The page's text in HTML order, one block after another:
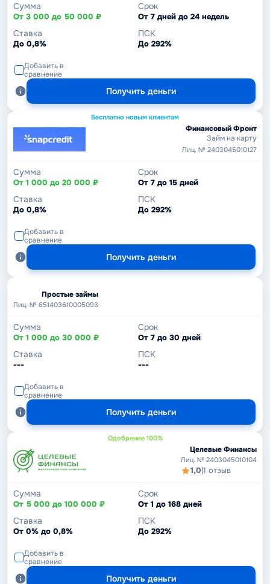
Сумма
От 3 000 до 50 000 ₽
Срок
От 7 дней до 24 недель
Ставка
До 0,8%
ПСК
До 292%
Добавить в
сравнение
Получить деньги
Бесплатно новым клиентам
Финансовый Фронт
Займ на карту
Лиц. № 2403045010127
Сумма
От 1 000 до 20 000 ₽
Срок
От 7 до 15 дней
Ставка
До 0,8%
ПСК
До 292%
Добавить в
сравнение
Получить деньги
Простые займы
Лиц. № 651403610005093
Сумма
От 1 000 до 30 000 ₽
Срок
От 7 до 30 дней
Ставка
---
ПСК
---
Добавить в
сравнение
Получить деньги
Одобрение 100%
Целевые Финансы
Лиц. № 2403045010104
1,0|1 отзыв
Сумма
От 5 000 до 100 000 ₽
Срок
От 1 до 168 дней
Ставка
От 0% до 0,8%
ПСК
До 292%
Добавить в
сравнение
Получить деньги